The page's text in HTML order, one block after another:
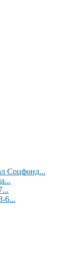
Соцфонд...
6...